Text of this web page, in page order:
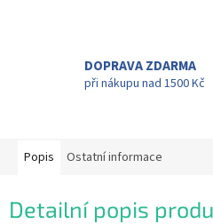
DOPRAVA ZDARMA
při nákupu nad 1500 Kč
Popis Ostatní informace
Detailní popis